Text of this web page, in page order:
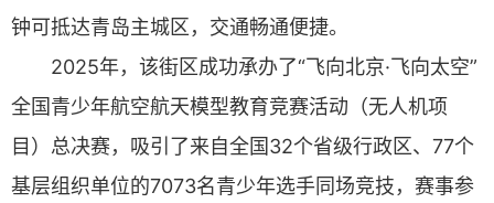
钟可抵达青岛主城区，交通畅通便捷。
2025年，该街区成功承办了“飞向北京·飞向太空”
全国青少年航空航天模型教育竞赛活动（无人机项
目）总决赛，吸引了来自全国32个省级行政区、77个
基层组织单位的7073名青少年选手同场竞技，赛事参